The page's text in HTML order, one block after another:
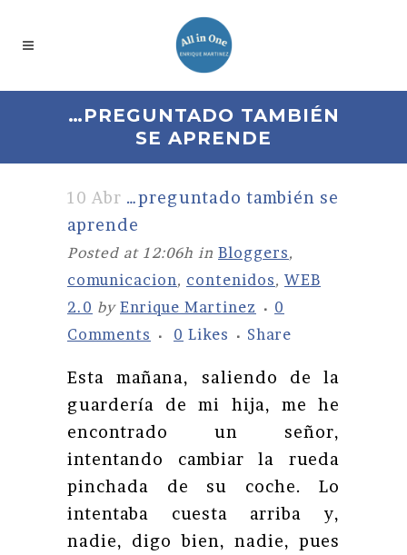
…PREGUNTADO TAMBIÉN
SE APRENDE
10 Abr …preguntado también se
aprende
Posted at 12:06h in Bloggers,
comunicacion, contenidos, WEB
2.0 by Enrique Martinez
0
Comments
0 Likes Share
Esta mañana, saliendo de la
guardería de mi hija, me he
encontrado un señor,
intentando cambiar la rueda
pinchada de su coche. Lo
intentaba cuesta arriba y,
nadie, digo bien, nadie, pues